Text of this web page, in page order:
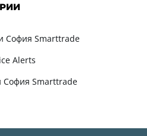
София Smarttrade
Alerts
София Smarttrade